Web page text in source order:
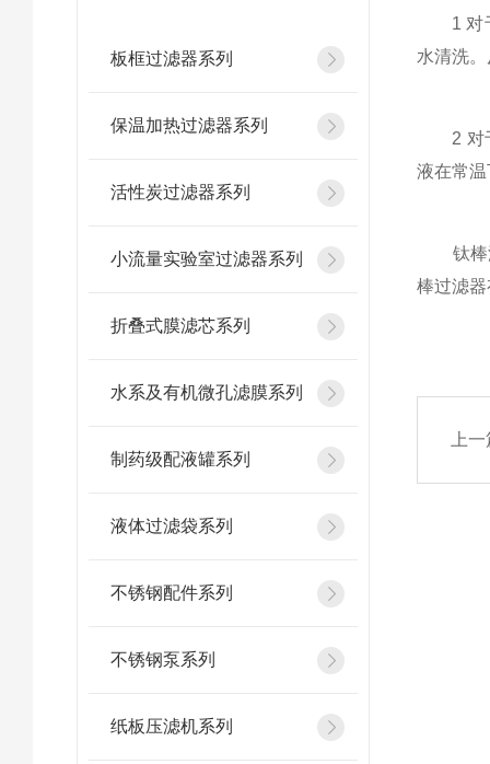
板框过滤器系列
保温加热过滤器系列
活性炭过滤器系列
小流量实验室过滤器系列
折叠式膜滤芯系列
水系及有机微孔滤膜系列
制药级配液罐系列
液体过滤袋系列
不锈钢配件系列
不锈钢泵系列
纸板压滤机系列
1 对于
水清洗
2 对于
液在常
钛棒滤
棒过滤
上